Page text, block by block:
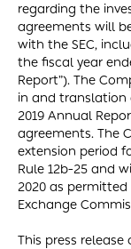
regarding the
agreements will
with the SEC,
the fiscal year
Report”). The
in and
2019 Annual
agreements. The
extension period
Rule 12b-25 and
2020 as
Exchange
This press